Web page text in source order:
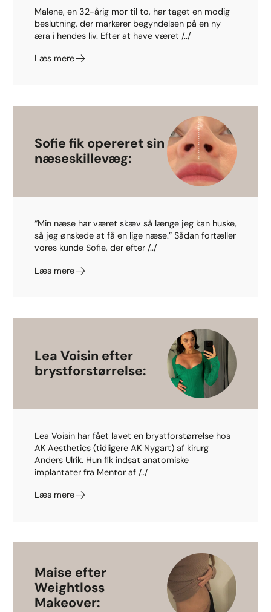
Malene, en 32-årig mor til to, har taget en modig
beslutning, der markerer begyndelsen på en ny
æra i hendes liv. Efter at have været /../
Læs mere
Sofie fik opereret sin
næseskillevæg:
“Min næse har været skæv så længe jeg kan huske,
så jeg ønskede at få en lige næse.” Sådan fortæller
vores kunde Sofie, der efter /../
Læs mere
Lea Voisin efter
brystforstørrelse:
Lea Voisin har fået lavet en brystforstørrelse hos
AK Aesthetics (tidligere AK Nygart) af kirurg
Anders Ulrik. Hun fik indsat anatomiske
implantater fra Mentor af /../
Læs mere
Maise efter
Weightloss
Makeover: